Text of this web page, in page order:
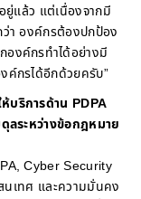
ยู่แล้ว แต่เนื่องจากมี
ว่า องค์กรต้องปกป้อง
องค์กรทำได้อย่างมี
ค์กรได้อีกด้วยครับ”
บริการด้าน PDPA
ระหว่างข้อกฎหมาย
Cyber Security
นเทศ และความมั่นคง